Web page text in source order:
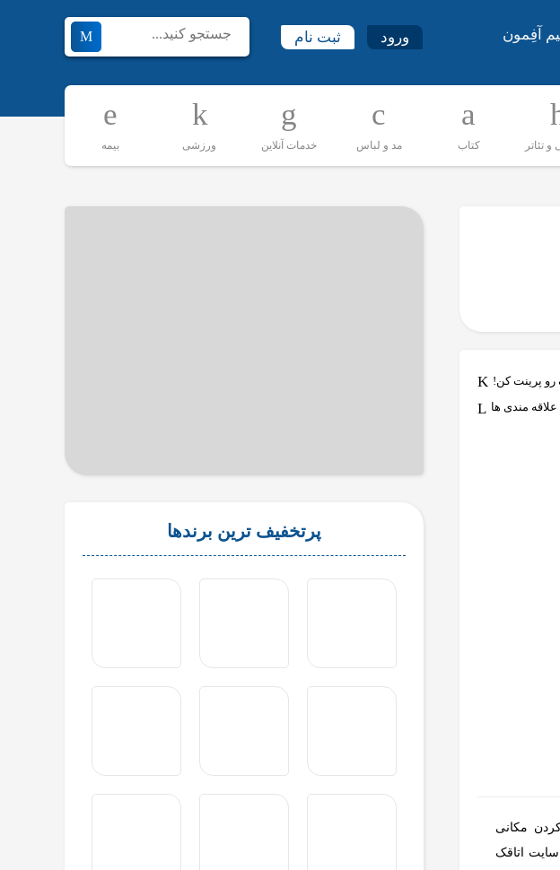
آفِمون ورود ثبت نام
تئاتر کتاب مد و لباس خدمات آنلاین ورزشی بیمه
رو پرینت کن!
علاقه مندی ها
مکانی
اتاقک
پرتخفیف ترین برندها